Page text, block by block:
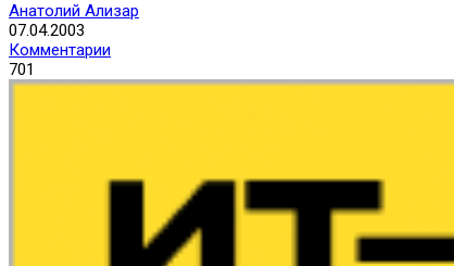
Анатолий Ализар
07.04.2003
Комментарии
701